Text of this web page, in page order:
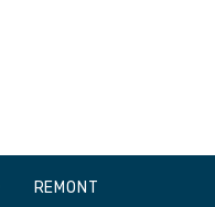
REMONT